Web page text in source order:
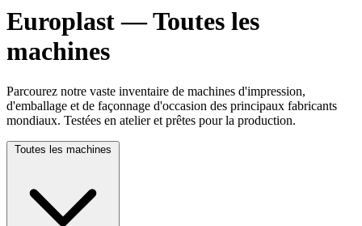
Europlast — Toutes les
machines
Parcourez notre vaste inventaire de machines d'impression,
d'emballage et de façonnage d'occasion des principaux fabricants
mondiaux. Testées en atelier et prêtes pour la production.
Toutes les machines